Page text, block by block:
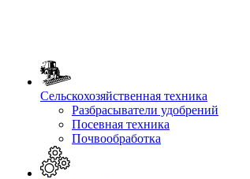
Сельскохозяйственная техника
Разбрасыватели удобрений
Посевная техника
Почвообработка